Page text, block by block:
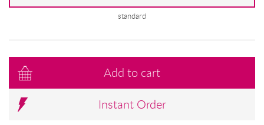
standard
Add to cart
Instant Order